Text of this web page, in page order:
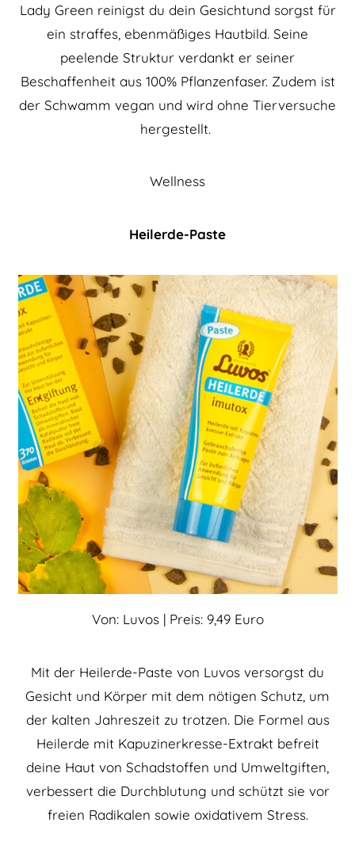
Lady Green reinigst du dein Gesichtund sorgst für
ein straffes, ebenmäßiges Hautbild. Seine
peelende Struktur verdankt er seiner
Beschaffenheit aus 100% Pflanzenfaser. Zudem ist
der Schwamm vegan und wird ohne Tierversuche
hergestellt.
Wellness
Heilerde-Paste
Von: Luvos | Preis: 9,49 Euro
Mit der Heilerde-Paste von Luvos versorgst du
Gesicht und Körper mit dem nötigen Schutz, um
der kalten Jahreszeit zu trotzen. Die Formel aus
Heilerde mit Kapuzinerkresse-Extrakt befreit
deine Haut von Schadstoffen und Umweltgiften,
verbessert die Durchblutung und schützt sie vor
freien Radikalen sowie oxidativem Stress.